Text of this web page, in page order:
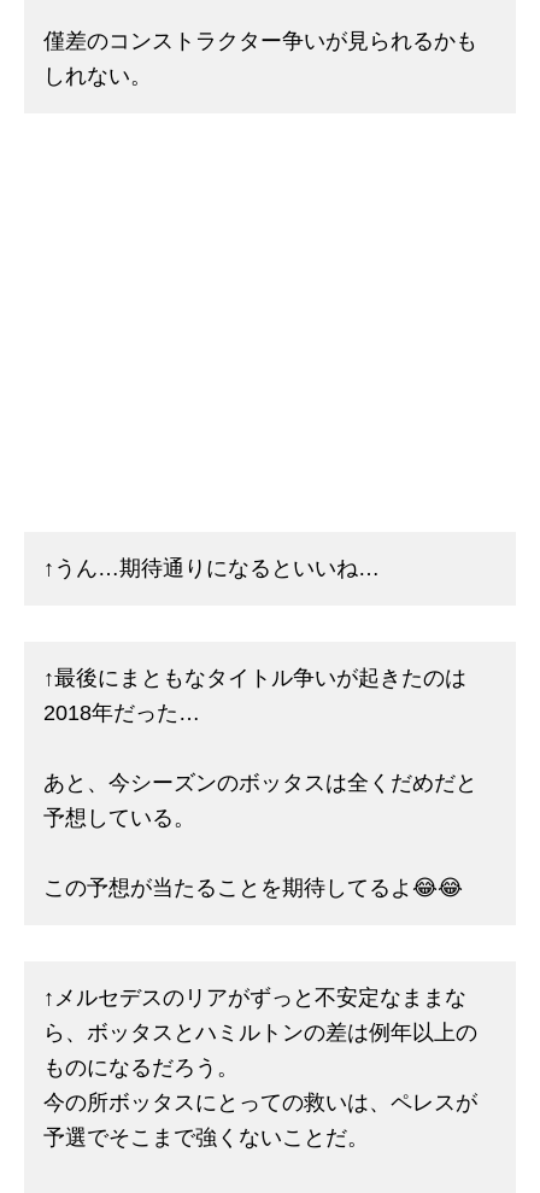
僅差のコンストラクター争いが見られるかも
しれない。
↑うん…期待通りになるといいね…
↑最後にまともなタイトル争いが起きたのは
2018年だった…
あと、今シーズンのボッタスは全くだめだと
予想している。
この予想が当たることを期待してるよ😂😂
↑メルセデスのリアがずっと不安定なままな
ら、ボッタスとハミルトンの差は例年以上の
ものになるだろう。
今の所ボッタスにとっての救いは、ペレスが
予選でそこまで強くないことだ。